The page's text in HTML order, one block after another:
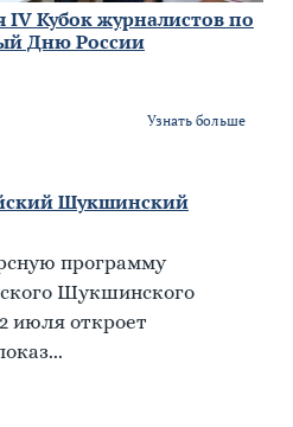
IV Кубок журналистов по
Дню России
Узнать больше
Шукшинский
программу
Шукшинского
июля откроет